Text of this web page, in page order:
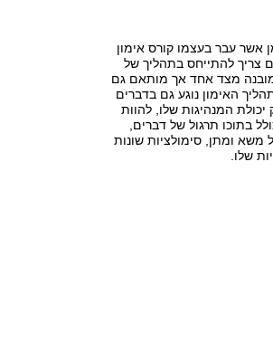
אשר עבר בעצמו קורס אימון
צריך להתייחס בתהליך של
מובנה מצד אחד אך מותאם גם
האימון נוגע גם בדברים
המנהיגות שלו, להוות
בתוכו תרגול של דברים,
משא ומתן, סימולציות שונות
שלו.